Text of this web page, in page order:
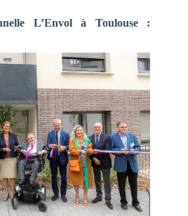
L’Envol à Toulouse :